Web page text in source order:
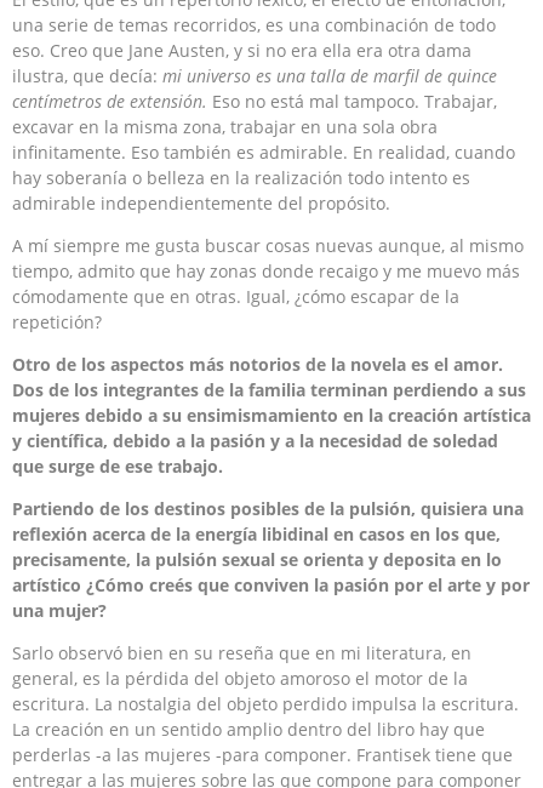
una serie de temas recorridos, es una combinación de todo
eso. Creo que Jane Austen, y si no era ella era otra dama
ilustra, que decía: mi universo es una talla de marfil de quince
centímetros de extensión. Eso no está mal tampoco. Trabajar,
excavar en la misma zona, trabajar en una sola obra
infinitamente. Eso también es admirable. En realidad, cuando
hay soberanía o belleza en la realización todo intento es
admirable independientemente del propósito.
A mí siempre me gusta buscar cosas nuevas aunque, al mismo
tiempo, admito que hay zonas donde recaigo y me muevo más
cómodamente que en otras. Igual, ¿cómo escapar de la
repetición?
Otro de los aspectos más notorios de la novela es el amor.
Dos de los integrantes de la familia terminan perdiendo a sus
mujeres debido a su ensimismamiento en la creación artística
y científica, debido a la pasión y a la necesidad de soledad
que surge de ese trabajo.
Partiendo de los destinos posibles de la pulsión, quisiera una
reflexión acerca de la energía libidinal en casos en los que,
precisamente, la pulsión sexual se orienta y deposita en lo
artístico ¿Cómo creés que conviven la pasión por el arte y por
una mujer?
Sarlo observó bien en su reseña que en mi literatura, en
general, es la pérdida del objeto amoroso el motor de la
escritura. La nostalgia del objeto perdido impulsa la escritura.
La creación en un sentido amplio dentro del libro hay que
perderlas -a las mujeres -para componer. Frantisek tiene que
entregar a las mujeres sobre las que compone para componer